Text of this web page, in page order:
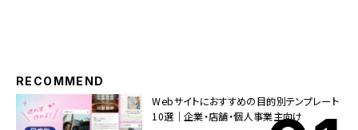
RECOMMEND
Webサイトにおすすめの目的別テンプレート
10選｜企業・店舗・個人事業主向け